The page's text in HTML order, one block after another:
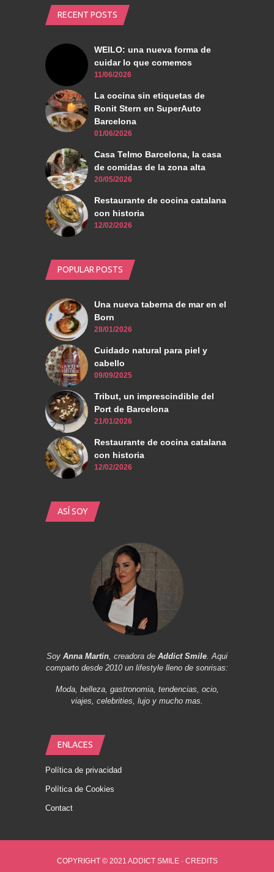
RECENT POSTS
WEILO: una nueva forma de
cuidar lo que comemos
11/06/2026
La cocina sin etiquetas de
Ronit Stern en SuperAuto
Barcelona
01/06/2026
Casa Telmo Barcelona, la casa
de comidas de la zona alta
20/05/2026
Restaurante de cocina catalana
con historia
12/02/2026
POPULAR POSTS
Una nueva taberna de mar en el
Born
28/01/2026
Cuidado natural para piel y
cabello
09/09/2025
Tribut, un imprescindible del
Port de Barcelona
21/01/2026
Restaurante de cocina catalana
con historia
12/02/2026
ASÍ SOY
Soy Anna Martin, creadora de Addict Smile. Aqui
comparto desde 2010 un lifestyle lleno de sonrisas:
Moda, belleza, gastronomia, tendencias, ocio,
viajes, celebrities, lujo y mucho mas.
ENLACES
Política de privacidad
Política de Cookies
Contact
COPYRIGHT © 2021 ADDICT SMILE · CREDITS